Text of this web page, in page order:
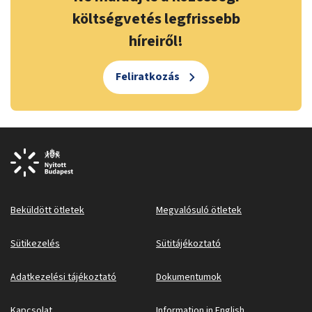
költségvetés legfrissebb
híreiről!
Feliratkozás
Beküldött ötletek Megvalósuló ötletek
Sütikezelés Sütitájékoztató
Adatkezelési tájékoztató Dokumentumok